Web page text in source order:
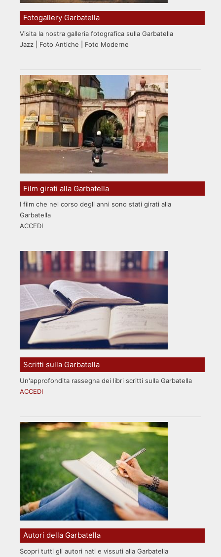
Fotogallery Garbatella
Visita la nostra galleria fotografica sulla Garbatella
Jazz | Foto Antiche | Foto Moderne
Film girati alla Garbatella
I film che nel corso degli anni sono stati girati alla
Garbatella
ACCEDI
Scritti sulla Garbatella
Un'approfondita rassegna dei libri scritti sulla Garbatella
ACCEDI
Autori della Garbatella
Scopri tutti gli autori nati e vissuti alla Garbatella